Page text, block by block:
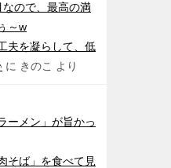
ので、最高の満
～w
夫を凝らして、低
に きのこ より
ーメン」が旨かっ
そば」を食べて見